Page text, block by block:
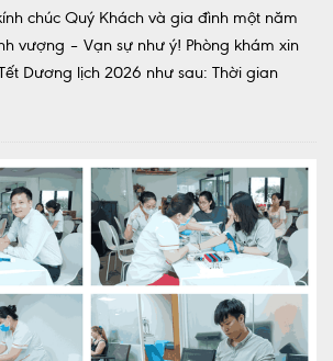
chúc Quý Khách và gia đình một năm
vượng – Vạn sự như ý! Phòng khám xin
Dương lịch 2026 như sau: Thời gian